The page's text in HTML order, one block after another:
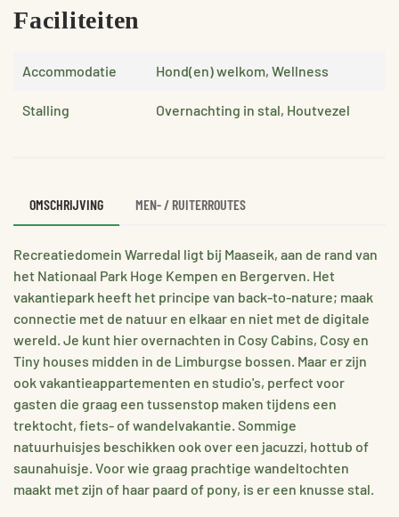
Faciliteiten
Accommodatie Hond(en) welkom, Wellness
Stalling Overnachting in stal, Houtvezel
OMSCHRIJVING MEN- / RUITERROUTES
Recreatiedomein Warredal ligt bij Maaseik, aan de rand van
het Nationaal Park Hoge Kempen en Bergerven. Het
vakantiepark heeft het principe van back-to-nature; maak
connectie met de natuur en elkaar en niet met de digitale
wereld. Je kunt hier overnachten in Cosy Cabins, Cosy en
Tiny houses midden in de Limburgse bossen. Maar er zijn
ook vakantieappartementen en studio's, perfect voor
gasten die graag een tussenstop maken tijdens een
trektocht, fiets- of wandelvakantie. Sommige
natuurhuisjes beschikken ook over een jacuzzi, hottub of
saunahuisje. Voor wie graag prachtige wandeltochten
maakt met zijn of haar paard of pony, is er een knusse stal.